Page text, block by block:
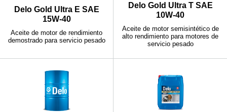
Delo Gold Ultra E SAE
15W-40
Aceite de motor de rendimiento
demostrado para servicio pesado
Delo Gold Ultra T SAE
10W-40
Aceite de motor semisintético de
alto rendimiento para motores de
servicio pesado